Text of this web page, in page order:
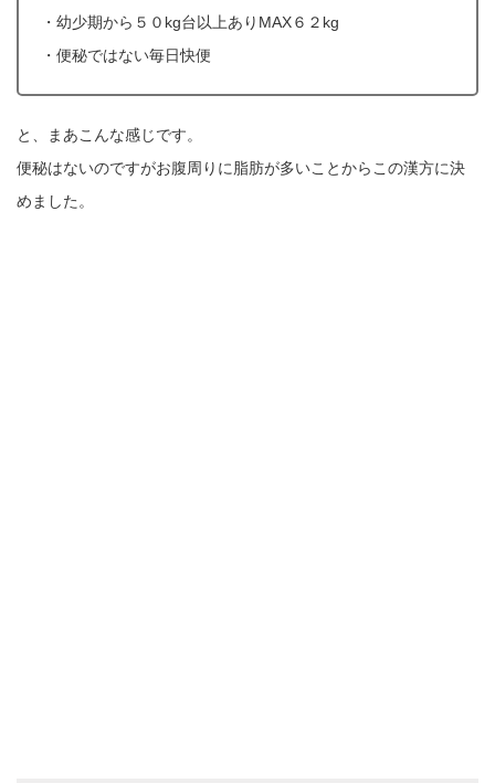
・幼少期から５０kg台以上ありMAX６２kg
・便秘ではない毎日快便
と、まあこんな感じです。
便秘はないのですがお腹周りに脂肪が多いことからこの漢方に決
めました。